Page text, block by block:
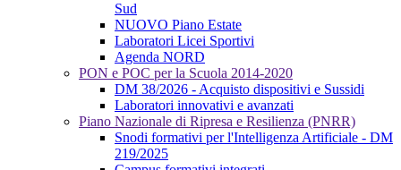
Sud
NUOVO Piano Estate
Laboratori Licei Sportivi
Agenda NORD
PON e POC per la Scuola 2014-2020
DM 38/2026 - Acquisto dispositivi e Sussidi
Laboratori innovativi e avanzati
Piano Nazionale di Ripresa e Resilienza (PNRR)
Snodi formativi per l'Intelligenza Artificiale - DM
219/2025